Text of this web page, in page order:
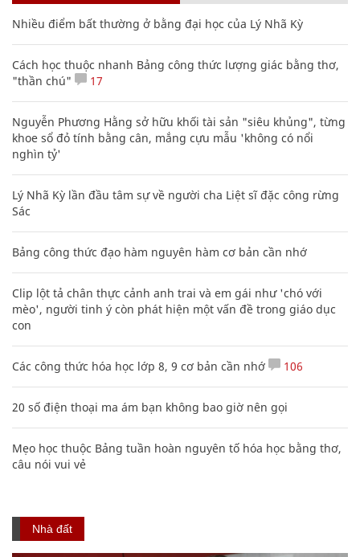
Nhiều điểm bất thường ở bằng đại học của Lý Nhã Kỳ
Cách học thuộc nhanh Bảng công thức lượng giác bằng thơ,
"thần chú"
17
Nguyễn Phương Hằng sở hữu khối tài sản "siêu khủng", từng
khoe sổ đỏ tính bằng cân, mắng cựu mẫu 'không có nổi
nghìn tỷ'
Lý Nhã Kỳ lần đầu tâm sự về người cha Liệt sĩ đặc công rừng
Sác
Bảng công thức đạo hàm nguyên hàm cơ bản cần nhớ
Clip lột tả chân thực cảnh anh trai và em gái như 'chó với
mèo', người tinh ý còn phát hiện một vấn đề trong giáo dục
con
Các công thức hóa học lớp 8, 9 cơ bản cần nhớ 106
20 số điện thoại ma ám bạn không bao giờ nên gọi
Mẹo học thuộc Bảng tuần hoàn nguyên tố hóa học bằng thơ,
câu nói vui vẻ
Nhà đất